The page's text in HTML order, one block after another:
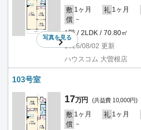
写真を見る
敷 1ヶ月 礼 1ヶ月
償 －
1階 / 2LDK / 70.80㎡
2026/08/02 更新
ハウスコム 大曽根店
103号室
17万円 (共益費 10,000円)
敷 1ヶ月 礼 1ヶ月
償 －